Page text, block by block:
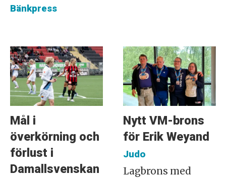
Bänkpress
Mål i
överkörning och
förlust i
Damallsvenskan
Nytt VM-brons
för Erik Weyand
Judo
Lagbrons med